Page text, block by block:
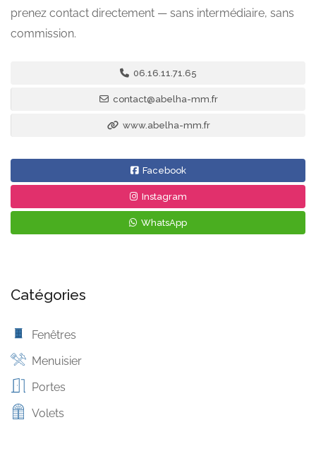
prenez contact directement — sans intermédiaire, sans
commission.
06.16.11.71.65
contact@abelha-mm.fr
www.abelha-mm.fr
Facebook
Instagram
WhatsApp
Catégories
Fenêtres
Menuisier
Portes
Volets